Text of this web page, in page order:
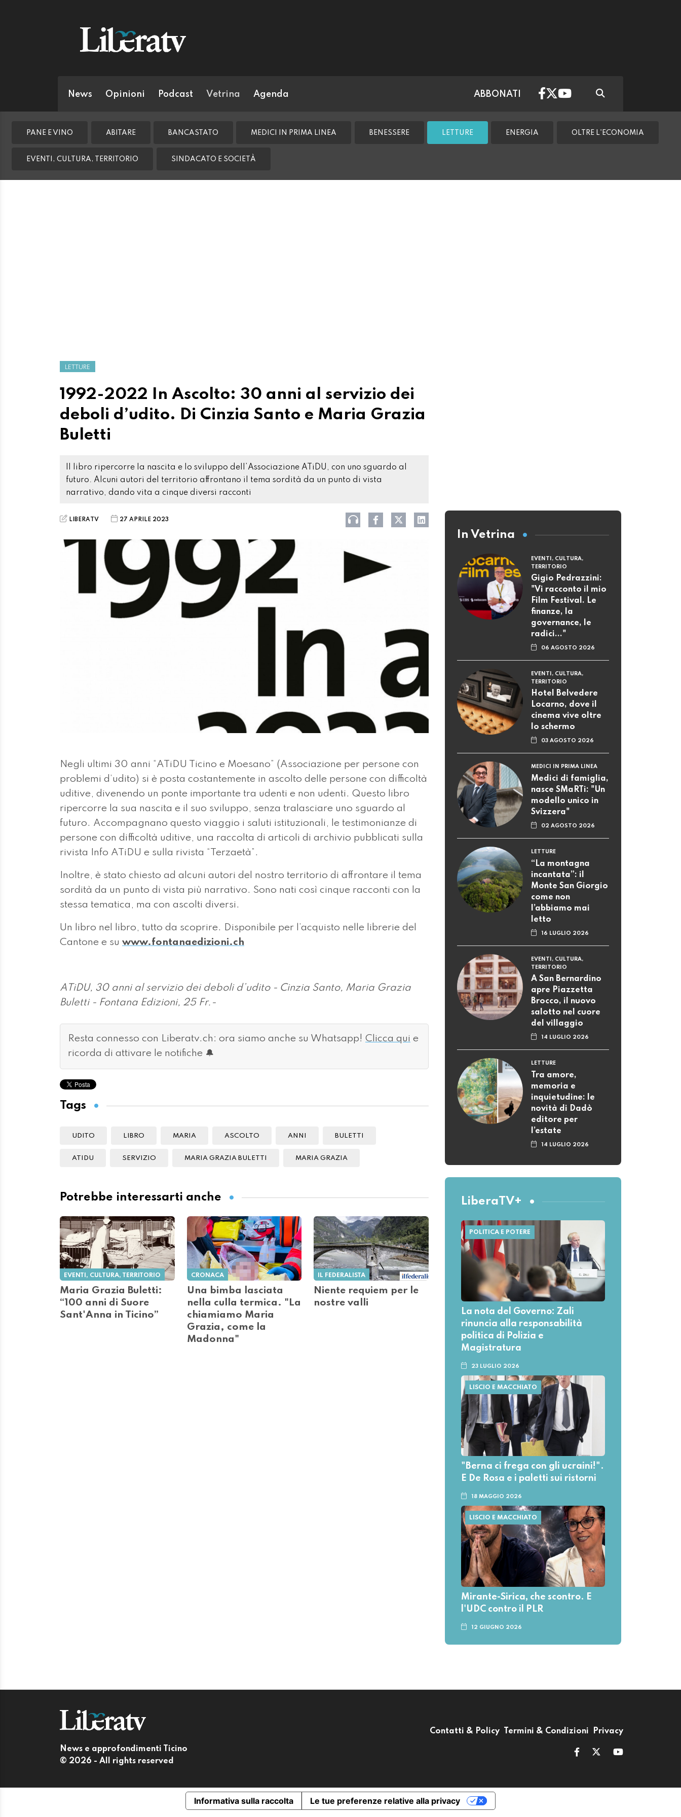
News Opinioni Podcast Vetrina Agenda ABBONATI
PANE E VINO ABITARE BANCASTATO MEDICI IN PRIMA LINEA BENESSERE LETTURE ENERGIA OLTRE L'ECONOMIA
EVENTI, CULTURA, TERRITORIO SINDACATO E SOCIETÀ
LETTURE
1992-2022 In Ascolto: 30 anni al servizio dei
deboli d’udito. Di Cinzia Santo e Maria Grazia
Buletti
Il libro ripercorre la nascita e lo sviluppo dell’Associazione ATiDU, con uno sguardo al
futuro. Alcuni autori del territorio affrontano il tema sordità da un punto di vista
narrativo, dando vita a cinque diversi racconti
LIBERATV 27 APRILE 2023
Negli ultimi 30 anni “ATiDU Ticino e Moesano” (Associazione per persone con
problemi d’udito) si è posta costantemente in ascolto delle persone con difficoltà
uditive, divenendo un ponte importante tra udenti e non udenti. Questo libro
ripercorre la sua nascita e il suo sviluppo, senza tralasciare uno sguardo al
futuro. Accompagnano questo viaggio i saluti istituzionali, le testimonianze di
persone con difficoltà uditive, una raccolta di articoli di archivio pubblicati sulla
rivista Info ATiDU e sulla rivista “Terzaetà”.
Inoltre, è stato chiesto ad alcuni autori del nostro territorio di affrontare il tema
sordità da un punto di vista più narrativo. Sono nati così cinque racconti con la
stessa tematica, ma con ascolti diversi.
Un libro nel libro, tutto da scoprire. Disponibile per l’acquisto nelle librerie del
Cantone e su www.fontanaedizioni.ch
ATiDU, 30 anni al servizio dei deboli d’udito - Cinzia Santo, Maria Grazia
Buletti - Fontana Edizioni, 25 Fr.-
Resta connesso con Liberatv.ch: ora siamo anche su Whatsapp! Clicca qui e
ricorda di attivare le notifiche 🔔
Tags
UDITO LIBRO MARIA ASCOLTO ANNI BULETTI
ATIDU SERVIZIO MARIA GRAZIA BULETTI MARIA GRAZIA
Potrebbe interessarti anche
EVENTI, CULTURA, TERRITORIO
Maria Grazia Buletti:
“100 anni di Suore
Sant'Anna in Ticino”
CRONACA
Una bimba lasciata
nella culla termica. "La
chiamiamo Maria
Grazia, come la
Madonna"
IL FEDERALISTA
Niente requiem per le
nostre valli
In Vetrina
EVENTI, CULTURA,
TERRITORIO
Gigio Pedrazzini:
"Vi racconto il mio
Film Festival. Le
finanze, la
governance, le
radici..."
06 AGOSTO 2026
EVENTI, CULTURA,
TERRITORIO
Hotel Belvedere
Locarno, dove il
cinema vive oltre
lo schermo
03 AGOSTO 2026
MEDICI IN PRIMA LINEA
Medici di famiglia,
nasce SMaRTi: "Un
modello unico in
Svizzera"
02 AGOSTO 2026
LETTURE
“La montagna
incantata”: il
Monte San Giorgio
come non
l’abbiamo mai
letto
16 LUGLIO 2026
EVENTI, CULTURA,
TERRITORIO
A San Bernardino
apre Piazzetta
Brocco, il nuovo
salotto nel cuore
del villaggio
14 LUGLIO 2026
LETTURE
Tra amore,
memoria e
inquietudine: le
novità di Dadò
editore per
l’estate
14 LUGLIO 2026
LiberaTV+
POLITICA E POTERE
La nota del Governo: Zali
rinuncia alla responsabilità
politica di Polizia e
Magistratura
23 LUGLIO 2026
LISCIO E MACCHIATO
"Berna ci frega con gli ucraini!".
E De Rosa e i paletti sui ristorni
18 MAGGIO 2026
LISCIO E MACCHIATO
Mirante-Sirica, che scontro. E
l'UDC contro il PLR
12 GIUGNO 2026
News e approfondimenti Ticino
© 2026 - All rights reserved
Contatti & Policy Termini & Condizioni Privacy
Informativa sulla raccolta Le tue preferenze relative alla privacy